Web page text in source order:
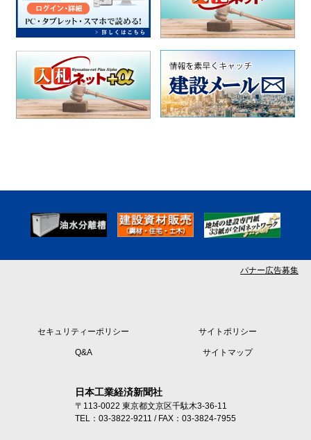
バナー広告募集
セキュリティーポリシー サイトポリシー
Q&A サイトマップ
日本工業経済新聞社
〒113-0022 東京都文京区千駄木3-36-11
TEL：03-3822-9211 / FAX：03-3824-7955